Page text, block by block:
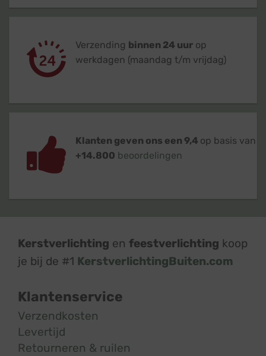
Verzending binnen 24 uur op
werkdagen (maandag t/m vrijdag)
Klanten geven ons een 9,4 op basis van
+14.800 beoordelingen
Kerstverlichting en feestverlichting koop
je bij de #1 KerstverlichtingBuiten.com
Klantenservice
Verzendkosten
Levertijd
Retourneren & ruilen